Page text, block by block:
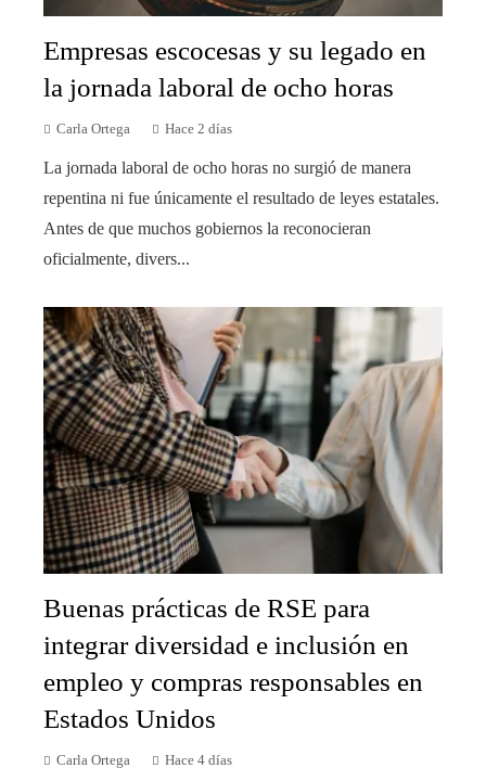
Empresas escocesas y su legado en
la jornada laboral de ocho horas
Carla Ortega Hace 2 días
La jornada laboral de ocho horas no surgió de manera
repentina ni fue únicamente el resultado de leyes estatales.
Antes de que muchos gobiernos la reconocieran
oficialmente, divers...
Buenas prácticas de RSE para
integrar diversidad e inclusión en
empleo y compras responsables en
Estados Unidos
Carla Ortega Hace 4 días